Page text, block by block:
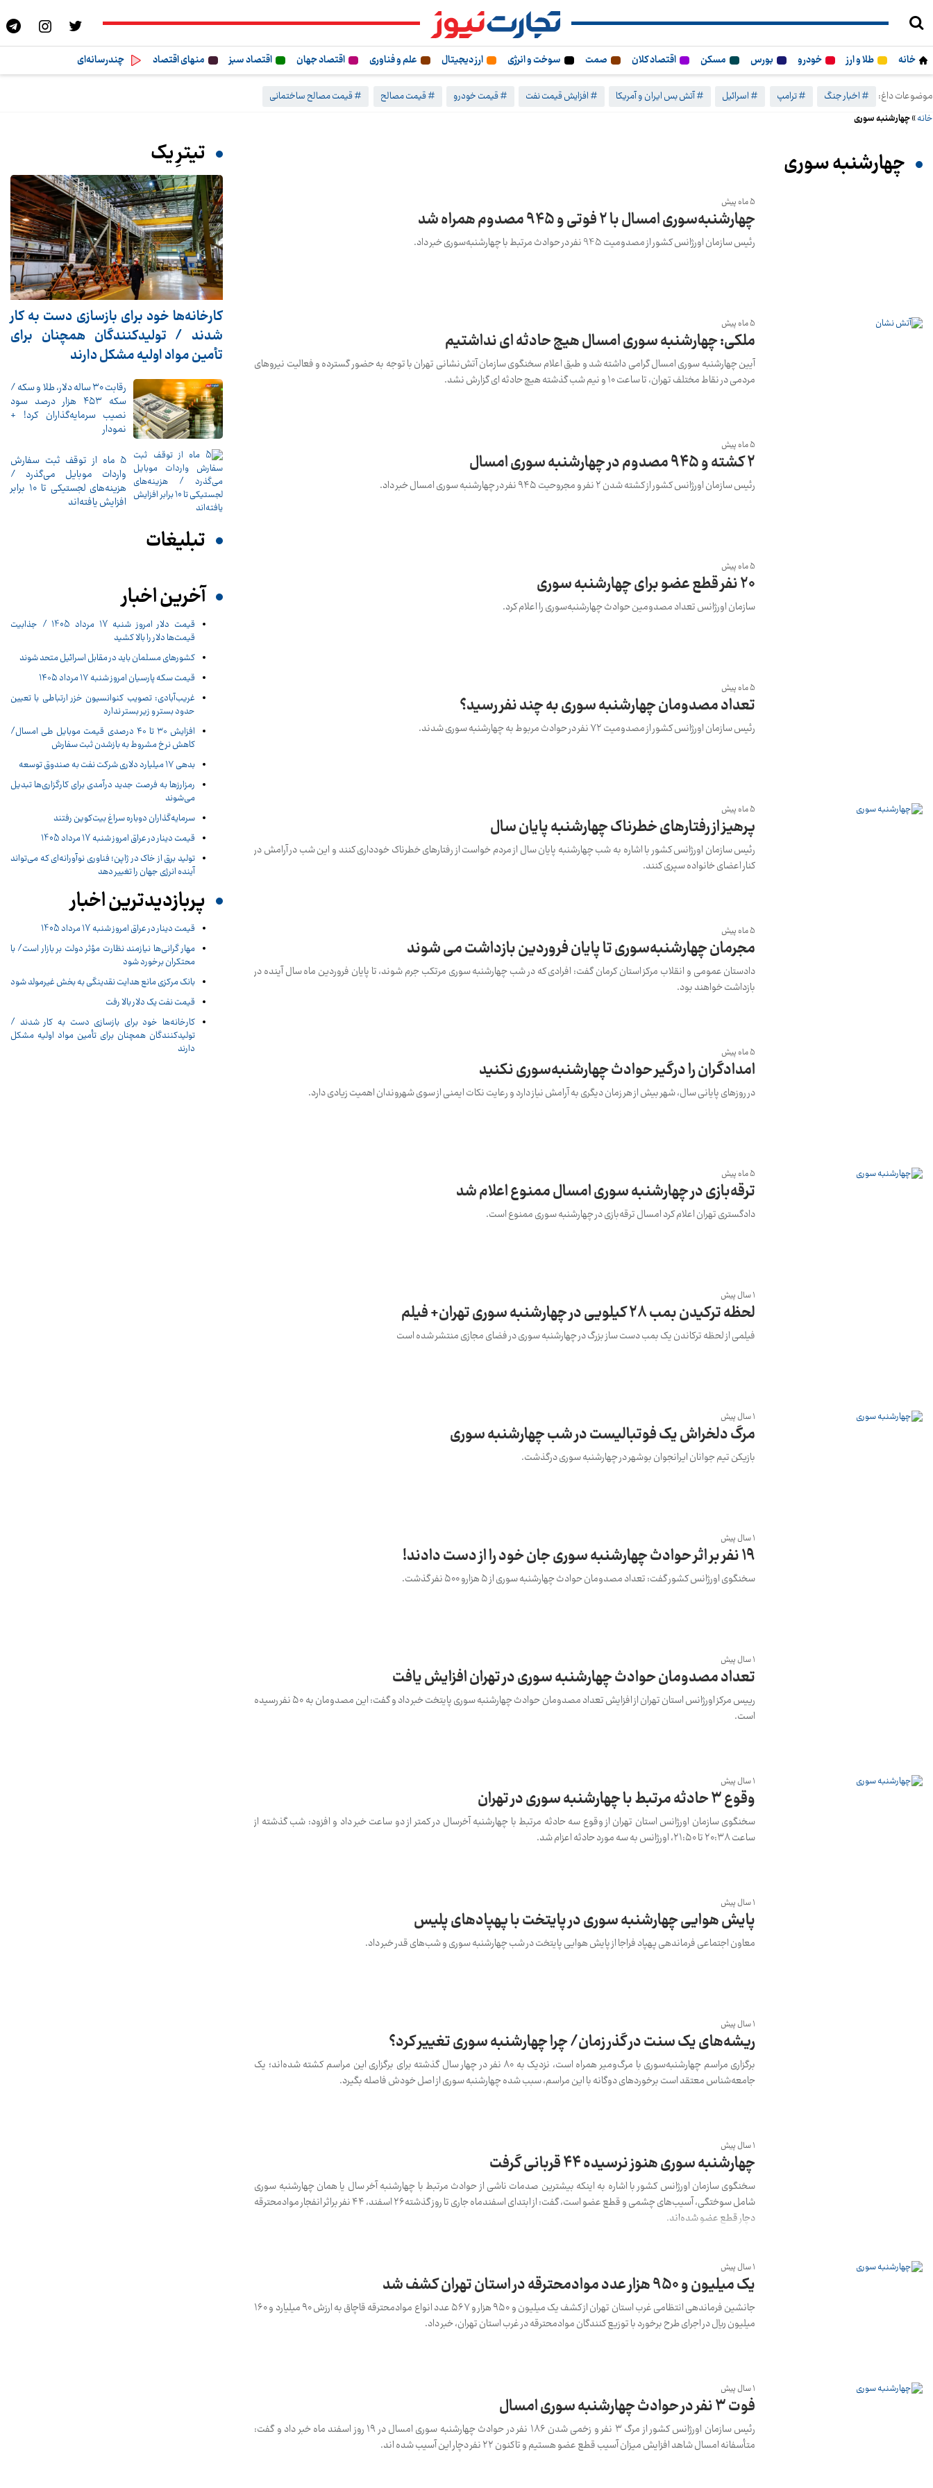
خانه طلا و ارز خودرو بورس مسکن اقتصاد کلان صمت سوخت و انرژی ارز دیجیتال علم و فناوری اقتصاد جهان اقتصاد سبز منهای اقتصاد چندرسانه‌ای
موضوعات داغ: # اخبار جنگ # ترامپ # اسرائیل # آتش بس ایران و آمریکا # افزایش قیمت نفت # قیمت خودرو # قیمت مصالح # قیمت مصالح ساختمانی
خانه»چهارشنبه سوری
چهارشنبه سوری
5 ماه پیش
چهارشنبه‌سوری امسال با 2 فوتی و 945 مصدوم همراه شد
رئیس سازمان اورژانس کشور از مصدومیت 945 نفر در حوادث مرتبط با چهارشنبه‌سوری خبر داد.
5 ماه پیش
ملکی: چهارشنبه سوری امسال هیچ حادثه ای نداشتیم
آیین چهارشنبه سوری امسال گرامی داشته شد و طبق اعلام سخنگوی سازمان آتش‌نشانی تهران با توجه به حضور گسترده و فعالیت نیروهای
مردمی در نقاط مختلف تهران، تا ساعت ۱۰ و نیم شب گذشته هیچ حادثه ای گزارش نشد.
5 ماه پیش
۲ کشته و ۹۴۵ مصدوم در چهارشنبه سوری امسال
رئیس سازمان اورژانس کشور از کشته شدن ۲ نفر و مجروحیت ۹۴۵ نفر در چهارشنبه سوری امسال خبر داد.
5 ماه پیش
20 نفر قطع عضو برای چهارشنبه سوری
سازمان اورژانس تعداد مصدومین حوادث چهارشنبه‌سوری را اعلام کرد.
5 ماه پیش
تعداد مصدومان چهارشنبه سوری به چند نفر رسید؟
رئیس سازمان اورژانس کشور از مصدومیت ۷۲ نفر در حوادث مربوط به چهارشنبه سوری شدند.
5 ماه پیش
پرهیز از رفتار‌های خطرناک چهارشنبه پایان سال
رئیس سازمان اورژانس کشور با اشاره به شب چهارشنبه پایان سال از مردم خواست از رفتار‌های خطرناک خودداری کنند و این شب در آرامش در
کنار اعضای خانواده سپری کنند.
5 ماه پیش
مجرمان چهارشنبه‌سوری تا پایان فروردین بازداشت می شوند
دادستان عمومی و انقلاب مرکز استان کرمان گفت: افرادی که در شب چهارشنبه‌ سوری مرتکب جرم شوند، تا پایان فروردین ماه سال آینده در
بازداشت خواهند بود.
5 ماه پیش
امدادگران را درگیر حوادث چهارشنبه‌سوری نکنید
در روزهای پایانی سال، شهر بیش از هر زمان دیگری به آرامش نیاز دارد و رعایت نکات ایمنی از سوی شهروندان اهمیت زیادی دارد.
5 ماه پیش
ترقه‌بازی در چهارشنبه سوری امسال ممنوع اعلام شد
دادگستری تهران اعلام کرد امسال ترقه‌بازی در چهارشنبه سوری ممنوع است.
1 سال پیش
لحظه ترکیدن بمب ۲۸ کیلویی در چهارشنبه سوری تهران+ فیلم
فیلمی از لحظه ترکاندن یک بمب دست ساز بزرگ در چهارشنبه سوری در فضای مجازی منتشر شده است
1 سال پیش
مرگ دلخراش یک فوتبالیست در شب چهارشنبه سوری
بازیکن تیم جوانان ایرانجوان بوشهر در چهارشنبه سوری درگذشت.
1 سال پیش
۱۹ نفر بر اثر حوادث چهارشنبه سوری جان خود را از دست دادند!
سخنگوی اورژانس کشور گفت: تعداد مصدومان حوادث چهارشنبه سوری از ۵ هزارو ۵۰۰ نفر گذشت.
1 سال پیش
تعداد مصدومان حوادث چهارشنبه سوری در تهران افزایش یافت
رییس مرکز اورژانس استان تهران از افزایش تعداد مصدومان حوادث چهارشنبه سوری پایتخت خبر داد و گفت: این مصدومان به ۵۰ نفر رسیده
است.
1 سال پیش
وقوع ۳ حادثه مرتبط با چهارشنبه سوری در تهران
سخنگوی سازمان اورژانس استان تهران از وقوع سه حادثه مرتبط با چهارشنبه آخرسال در کمتر از دو ساعت خبر داد و افزود: شب گذشته از
ساعت ۲۰:۳۸ تا ۲۱:۵۰، اورژانس به سه مورد حادثه اعزام شد.
1 سال پیش
پایش هوایی چهارشنبه سوری در پایتخت با پهپادهای پلیس
معاون اجتماعی فرماندهی پهپاد فراجا از پایش هوایی پایتخت در شب چهارشنبه سوری و شب‌های قدر خبر داد.
1 سال پیش
ریشه‌های یک سنت در گذر زمان/ چرا چهارشنبه سوری تغییر کرد؟
برگزاری مراسم چهارشنبه‌سوری با مرگ‌ومیر همراه است، نزدیک به 80 نفر در چهار سال گذشته برای برگزاری این مراسم کشته شده‌اند؛ یک
جامعه‌شناس معتقد است برخوردهای دوگانه با این مراسم، سبب شده چهارشنبه سوری از اصل خودش فاصله بگیرد.
1 سال پیش
چهارشنبه سوری هنوز نرسیده ۴۴ قربانی گرفت
سخنگوی سازمان اورژانس کشور با اشاره به اینکه بیشترین صدمات ناشی از حوادث مرتبط با چهارشنبه آخر سال یا همان چهارشنبه سوری
شامل سوختگی، آسیب‌های چشمی و قطع عضو است، گفت: از ابتدای اسفندماه جاری تا روز گذشته۲۶ اسفند، ۴۴ نفر براثر انفجار موادمحترقه
دچار قطع عضو شده‌اند.
1 سال پیش
یک میلیون و 950 هزار عدد موادمحترقه در استان تهران کشف شد
جانشین فرماندهی انتظامی غرب استان تهران از کشف یک میلیون و ۹۵۰ هزار و ۵۶۷ عدد انواع موادمحترقه قاچاق به ارزش ۹۰ میلیارد و ۱۶۰
میلیون ریال در اجرای طرح برخورد با توزیع کنندگان موادمحترقه در غرب استان تهران، خبر داد.
1 سال پیش
فوت ۳ نفر در حوادث چهارشنبه سوری امسال
رئیس سازمان اورژانس کشور از مرگ ۳ نفر و زخمی شدن ۱۸۶ نفر در حوادث چهارشنبه سوری امسال در ۱۹ روز اسفند ماه خبر داد و گفت:
متأسفانه امسال شاهد افزایش میزان آسیب قطع عضو هستیم و تاکنون ۲۲ نفر دچار این آسیب شده اند.
تیترِ یک
کارخانه‌ها خود برای بازسازی دست به کار
شدند / تولیدکنندگان همچنان برای
تأمین مواد اولیه مشکل دارند
رقابت ۳۰ ساله دلار، طلا و سکه /
سکه ۴۵۳ هزار درصد سود
نصیب سرمایه‌گذاران کرد! +
نمودار
5 ماه از توقف ثبت سفارش
واردات موبایل می‌گذرد /
هزینه‌های لجستیکی تا 10 برابر
افزایش یافته‌اند
تبلیغات
آخرین اخبار
قیمت دلار امروز شنبه 17 مرداد 1405 / جذابیت
قیمت‌ها دلار را بالا کشید
کشورهای مسلمان باید در مقابل اسرائیل متحد شوند
قیمت سکه پارسیان امروز شنبه ۱۷ مرداد ۱۴۰۵
غریب‌آبادی: تصویب کنوانسیون خزر ارتباطی با تعیین
حدود بستر و زیر بستر ندارد
افزایش ۳۰ تا ۴۰ درصدی قیمت موبایل طی امسال/
کاهش نرخ مشروط به بازشدن ثبت سفارش
بدهی ١٧ میلیارد دلاری شرکت نفت به صندوق توسعه
رمزارزها به فرصت جدید درآمدی برای کارگزاری‌ها تبدیل
می‌شوند
سرمایه‌گذاران دوباره سراغ بیت‌کوین رفتند
قیمت دینار در عراق امروز شنبه 17 مرداد 1405
تولید برق از خاک در ژاپن؛ فناوری نوآورانه‌ای که می‌تواند
آینده انرژی جهان را تغییر دهد
پربازدیدترین اخبار
قیمت دینار در عراق امروز شنبه 17 مرداد 1405
مهار گرانی‌ها نیازمند نظارت مؤثر دولت بر بازار است/ با
محتکران برخورد شود
بانک مرکزی مانع هدایت نقدینگی به بخش غیرمولد شود
قیمت نفت یک دلار بالا رفت
کارخانه‌ها خود برای بازسازی دست به کار شدند /
تولیدکنندگان همچنان برای تأمین مواد اولیه مشکل
دارند